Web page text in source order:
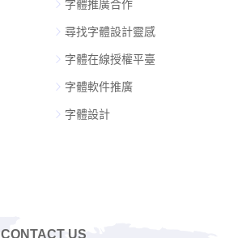
字體推廣合作
尋找字體設計靈感
字體在線授權平臺
字體軟件推廣
字體設計
CONTACT US